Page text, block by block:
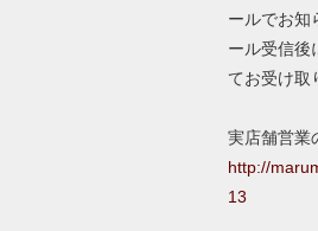
ールでお知
ール受信後
てお受け取
実店舗営業
http://
13